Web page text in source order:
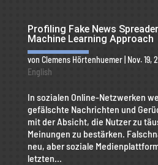
Profiling Fake News
Machine Learning Approach
von Clemens Hörtenhuemer| Nov. 19,
English
In sozialen Online-Netzwerken
gefälschte Nachrichten und
mit der Absicht, die Nutzer zu
Meinungen zu bestärken.
neu, aber soziale
letzten...